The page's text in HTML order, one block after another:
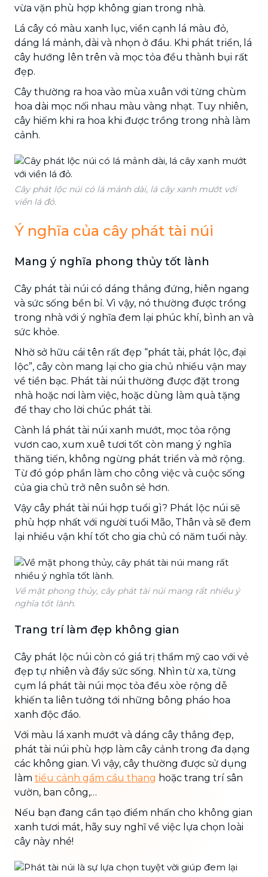
vừa vặn phù hợp không gian trong nhà.
Lá cây có màu xanh lục, viền cạnh lá màu đỏ,
dáng lá mảnh, dài và nhọn ở đầu. Khi phát triển, lá
cây hướng lên trên và mọc tỏa đều thành bụi rất
đẹp.
Cây thường ra hoa vào mùa xuân với từng chùm
hoa dài mọc nối nhau màu vàng nhạt. Tuy nhiên,
cây hiếm khi ra hoa khi được trồng trong nhà làm
cảnh.
Cây phát lộc núi có lá mảnh dài, lá cây xanh mướt với
viền lá đỏ.
Ý nghĩa của cây phát tài núi
Mang ý nghĩa phong thủy tốt lành
Cây phát tài núi có dáng thẳng đứng, hiên ngang
và sức sống bền bỉ. Vì vậy, nó thường được trồng
trong nhà với ý nghĩa đem lại phúc khí, bình an và
sức khỏe.
Nhờ sở hữu cái tên rất đẹp “phát tài, phát lộc, đại
lộc”, cây còn mang lại cho gia chủ nhiều vận may
về tiền bạc. Phát tài núi thường được đặt trong
nhà hoặc nơi làm việc, hoặc dùng làm quà tặng
để thay cho lời chúc phát tài.
Cành lá phát tài núi xanh mướt, mọc tỏa rộng
vươn cao, xum xuê tươi tốt còn mang ý nghĩa
thăng tiến, không ngừng phát triển và mở rộng.
Từ đó góp phần làm cho công việc và cuộc sống
của gia chủ trở nên suôn sẻ hơn.
Vậy cây phát tài núi hợp tuổi gì? Phát lộc núi sẽ
phù hợp nhất với người tuổi Mão, Thân và sẽ đem
lại nhiều vận khí tốt cho gia chủ có năm tuổi này.
Về mặt phong thủy, cây phát tài núi mang rất nhiều ý
nghĩa tốt lành.
Trang trí làm đẹp không gian
Cây phát lộc núi còn có giá trị thẩm mỹ cao với vẻ
đẹp tự nhiên và đầy sức sống. Nhìn từ xa, từng
cụm lá phát tài núi mọc tỏa đều xòe rộng dễ
khiến ta liên tưởng tới những bông pháo hoa
xanh độc đáo.
Với màu lá xanh mướt và dáng cây thẳng đẹp,
phát tài núi phù hợp làm cây cảnh trong đa dạng
các không gian. Vì vậy, cây thường được sử dụng
làm tiểu cảnh gầm cầu thang hoặc trang trí sân
vườn, ban công,…
Nếu bạn đang cần tạo điểm nhấn cho không gian
xanh tươi mát, hãy suy nghĩ về việc lựa chọn loài
cây này nhé!